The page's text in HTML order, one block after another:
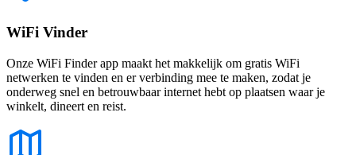
WiFi Vinder
Onze WiFi Finder app maakt het makkelijk om gratis WiFi
netwerken te vinden en er verbinding mee te maken, zodat je
onderweg snel en betrouwbaar internet hebt op plaatsen waar je
winkelt, dineert en reist.